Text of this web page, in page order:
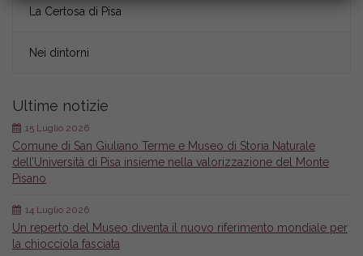
La Certosa di Pisa
Nei dintorni
Ultime notizie
Comune di San Giuliano Terme e Museo di Storia Naturale
dell’Università di Pisa insieme nella valorizzazione del Monte
Pisano
15 Luglio 2026
Un reperto del Museo diventa il nuovo riferimento mondiale per
la chiocciola fasciata
14 Luglio 2026